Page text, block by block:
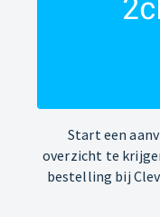
Start een
overzicht te
bestelling bij